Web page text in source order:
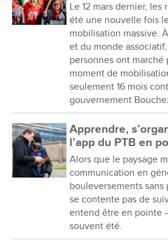
Le 12 mars dernier,
été une nouvelle fois
mobilisation massive.
et du monde
personnes ont marché
moment de
seulement 16 mois
gouvernement
Apprendre,
l’app du PTB en
Alors que le paysage
communication en
bouleversements
se contente pas de
entend être en pointe
souvent été.